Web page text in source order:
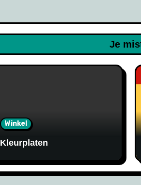
Je
Winkel
Kleurplaten